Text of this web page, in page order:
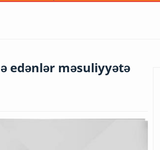
edənlər məsuliyyətə